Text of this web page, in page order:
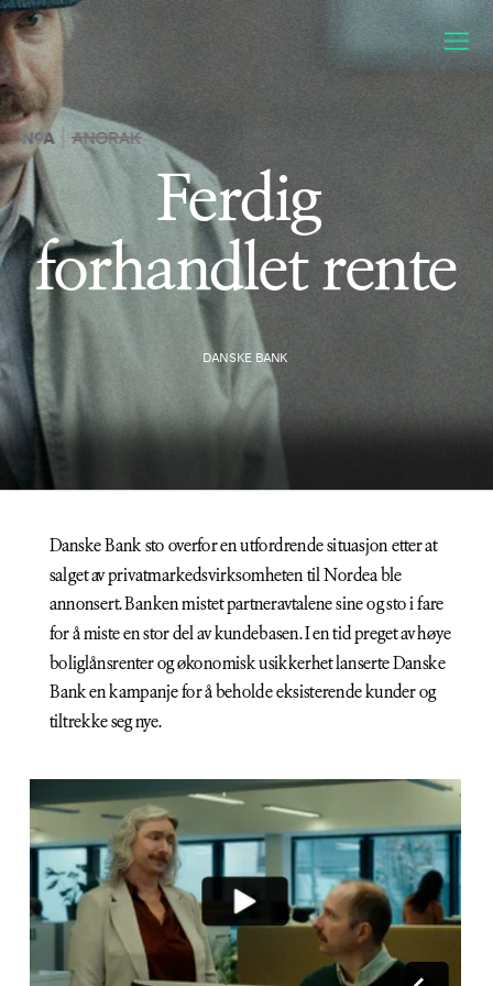
Ferdig
forhandlet rente
DANSKE BANK
Danske Bank sto overfor en utfordrende situasjon etter at
salget av privatmarkedsvirksomheten til Nordea ble
annonsert. Banken mistet partneravtalene sine og sto i fare
for å miste en stor del av kundebasen. I en tid preget av høye
boliglånsrenter og økonomisk usikkerhet lanserte Danske
Bank en kampanje for å beholde eksisterende kunder og
tiltrekke seg nye.